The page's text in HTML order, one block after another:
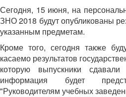
Сегодня, 15 июня, на
ЗНО 2018 будут опубликованы
указанным предметам.
Кроме того, сегодня также
касаемо результатов
которую выпускники
информация будет
"Руководителям учебных